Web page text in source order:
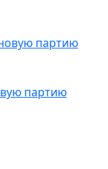
партию